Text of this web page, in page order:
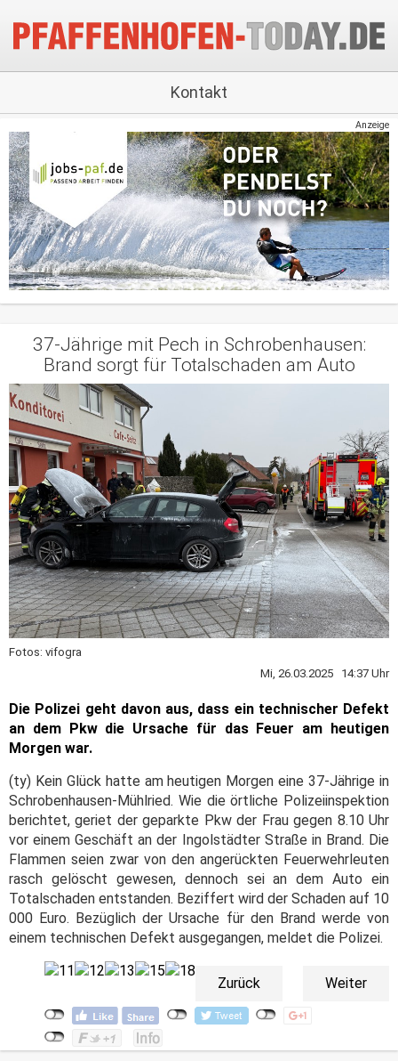
Kontakt
Anzeige
37-Jährige mit Pech in Schrobenhausen:
Brand sorgt für Totalschaden am Auto
Fotos: vifogra
Mi, 26.03.2025 14:37 Uhr
Die Polizei geht davon aus, dass ein technischer Defekt
an dem Pkw die Ursache für das Feuer am heutigen
Morgen war.
(ty) Kein Glück hatte am heutigen Morgen eine 37-Jährige in
Schrobenhausen-Mühlried. Wie die örtliche Polizeiinspektion
berichtet, geriet der geparkte Pkw der Frau gegen 8.10 Uhr
vor einem Geschäft an der Ingolstädter Straße in Brand. Die
Flammen seien zwar von den angerückten Feuerwehrleuten
rasch gelöscht gewesen, dennoch sei an dem Auto ein
Totalschaden entstanden. Beziffert wird der Schaden auf 10
000 Euro. Bezüglich der Ursache für den Brand werde von
einem technischen Defekt ausgegangen, meldet die Polizei.
Zurück Weiter